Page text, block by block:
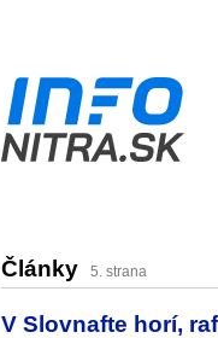
Články 5. strana
V Slovnafte horí,